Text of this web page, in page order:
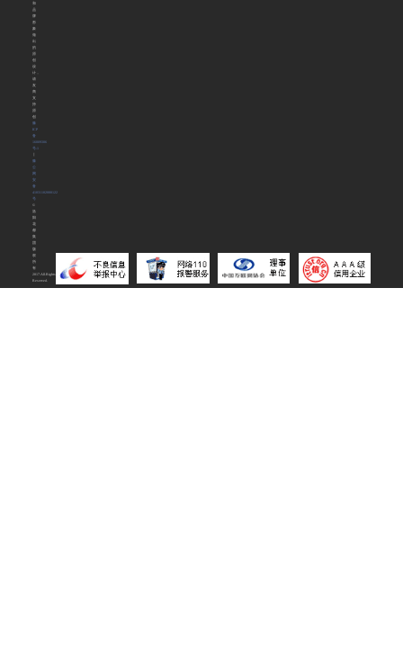
和
牌
做
出
的
创
设
计，
友
支
持
创
ICP
备
16009306
号-1
公
备
41031102000122
号
©
都
版
所
有
2017.All.Rights
Reserved.